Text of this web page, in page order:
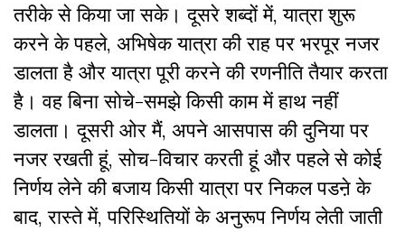
तरीके से किया जा सके। दूसरे शब्दों में, यात्रा शुरू
करने के पहले, अभिषेक यात्रा की राह पर भरपूर नजर
डालता है और यात्रा पूरी करने की रणनीति तैयार करता
है। वह बिना सोचे-समझे किसी काम में हाथ नहीं
डालता। दूसरी ओर मैं, अपने आसपास की दुनिया पर
नजर रखती हूं, सोच-विचार करती हूं और पहले से कोई
निर्णय लेने की बजाय किसी यात्रा पर निकल पडऩे के
बाद, रास्ते में, परिस्थितियों के अनुरूप निर्णय लेती जाती